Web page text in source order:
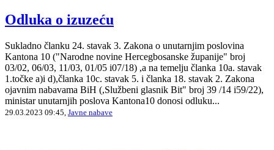
Odluka o izuzeću
Sukladno članku 24. stavak 3. Zakona o unutarnjim poslovina
Kantona 10 ("Narodne novine Hercegbosanske županije" broj
03/02, 06/03, 11/03, 01/05 i07/18) ,a na temelju članka 10a. stavak
1.točke a)i d),članka 10c. stavak 5. i članka 18. stavak 2. Zakona
ojavnim nabavama BiH (,Službeni glasnik Bit" broj 39 /14 i59/22),
ministar unutarnjih poslova Kantona10 donosi odluku...
29.03.2023 09:45, Javne nabave